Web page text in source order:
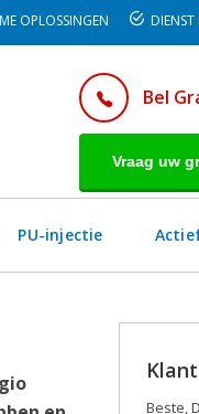
OPLOSSINGEN DIENST
Bel
Vraag uw
PU-injectie
Beste,